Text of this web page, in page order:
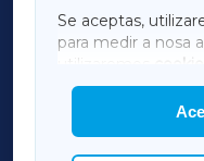
Se aceptas,
para medir a nosa
utilizaremos
mostrar
Así mesmo, podes
cookies que